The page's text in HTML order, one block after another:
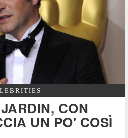
CON
UN PO' COSÌ